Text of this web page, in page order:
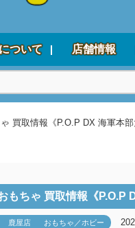
ついて 店舗情報
ゃ 買取情報《P.O.P DX 海軍本
もちゃ 買取情報《P.O.P
鹿屋店 おもちゃ／ホビー